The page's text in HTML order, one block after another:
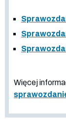
Więcej